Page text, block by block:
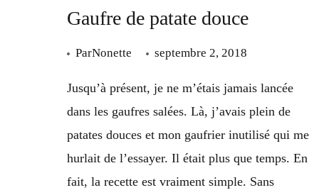
Gaufre de patate douce
ParNonette septembre 2, 2018
Jusqu’à présent, je ne m’étais jamais lancée
dans les gaufres salées. Là, j’avais plein de
patates douces et mon gaufrier inutilisé qui me
hurlait de l’essayer. Il était plus que temps. En
fait, la recette est vraiment simple. Sans